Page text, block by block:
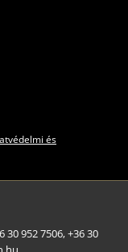
és
30 952 7506, +36 30